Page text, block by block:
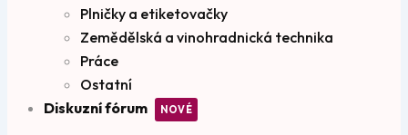
Plničky a etiketovačky
Zemědělská a vinohradnická technika
Práce
Ostatní
Diskuzní fórum